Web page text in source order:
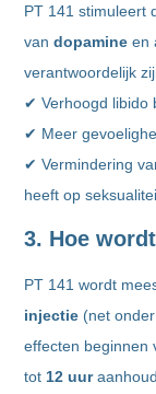
PT 141 stimuleert
vandopamine en
verantwoordelijk
✔ Verhoogd libido
✔ Meer
✔ Vermindering
heeft op
3. Hoe
PT 141 wordt
injectie (net
effecten beginnen
tot 12 uur